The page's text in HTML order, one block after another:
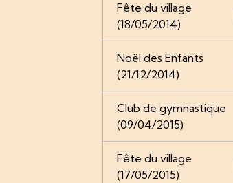
Fête du village
(18/05/2014)
Noël des Enfants
(21/12/2014)
Club de gymnastique
(09/04/2015)
Fête du village
(17/05/2015)